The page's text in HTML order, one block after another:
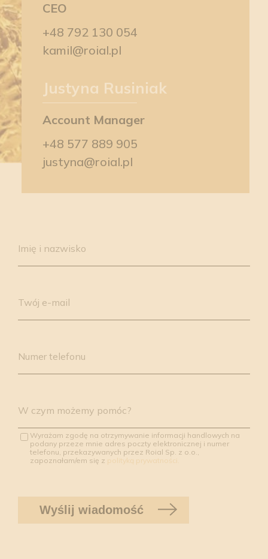
CEO
+48 792 130 054
kamil@roial.pl
Justyna Rusiniak
Account Manager
+48 577 889 905
justyna@roial.pl
this
field
Imię i nazwisko
Twój e-mail
Numer telefonu
W czym możemy pomóc?
Wyrażam zgodę na otrzymywanie informacji handlowych na
podany przeze mnie adres poczty elektronicznej i numer
telefonu, przekazywanych przez Roial Sp. z o.o.,
zapoznałam/em się z polityką prywatności.